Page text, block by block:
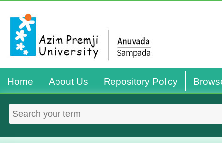
Home About Us Repository Policy